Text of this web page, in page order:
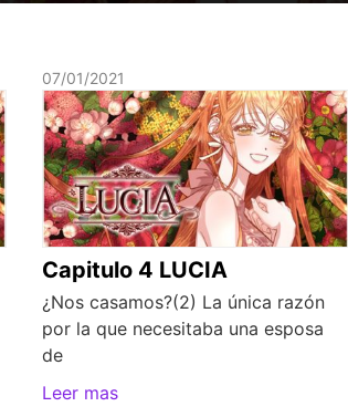
07/01/2021
Capitulo 4 LUCIA
¿Nos casamos?(2) La única razón
por la que necesitaba una esposa
de
Leer mas